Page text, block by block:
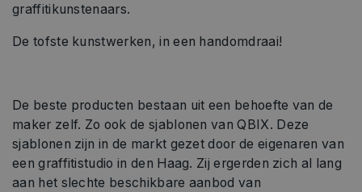
graffitikunstenaars.
De tofste kunstwerken, in een handomdraai!
De beste producten bestaan uit een behoefte van de
maker zelf. Zo ook de sjablonen van QBIX. Deze
sjablonen zijn in de markt gezet door de eigenaren van
een graffitistudio in den Haag. Zij ergerden zich al lang
aan het slechte beschikbare aanbod van